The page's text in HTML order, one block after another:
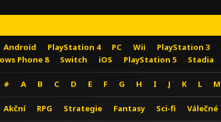
Android PlayStation 4 PC Wii PlayStation 3
Phone 8
Switch iOS PlayStation 5 Stadia
# A B C D E F G H I J K L M
Akční RPG Strategie Fantasy Sci-fi Válečné